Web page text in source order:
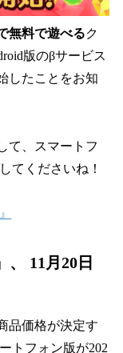
無料で遊べるク
版のβサービス
したことをお知
て、スマートフ
てくださいね！
11月20日
品価格が決定す
トフォン版が202